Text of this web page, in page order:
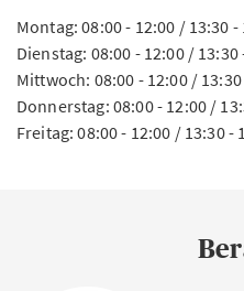
Montag: 08:00 - 12:00 / 13:30 -
Dienstag: 08:00 - 12:00 / 13:30
Mittwoch: 08:00 - 12:00 /
Donnerstag: 08:00 - 12:00 /
Freitag: 08:00 - 12:00 / 13:30 -